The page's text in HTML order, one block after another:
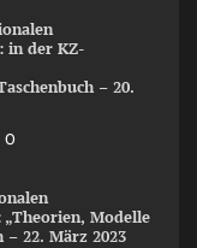
in der KZ-
– 20.
0
Modelle
– 22. März 2023